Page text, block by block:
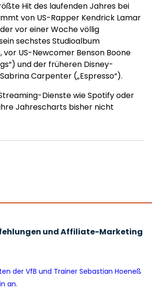
Hit des laufenden Jahres bei
von US-Rapper Kendrick Lamar
der vor einer Woche völlig
sechstes Studioalbum
US-Newcomer Benson Boone
und der früheren Disney-
Carpenter („Espresso“).
Dienste wie Spotify oder
Jahrescharts bisher nicht
und Affiliate-Marketing